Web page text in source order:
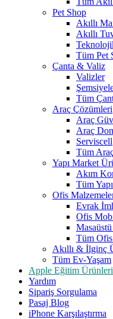
Pet Shop
Akıllı
Akıllı
Tüm Pet
Çanta & Valiz
Valizler
Tüm
Araç Çözümleri
Araç
Araç
Serviscell
Tüm
Yapı Market
Akım
Tüm
Ofis
Evrak
Ofis
Tüm
Akıllı & İlginç
Tüm Ev-Yaşam
Apple Eğitim Ürünleri
Yardım
Sipariş Sorgulama
Pasaj Blog
iPhone Karşılaştırma